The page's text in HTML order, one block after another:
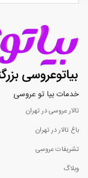
خدمات بیا تو عروسی
تالار عروسی در تهران
باغ تالار در تهران
تشریفات عروسی
وبلاگ